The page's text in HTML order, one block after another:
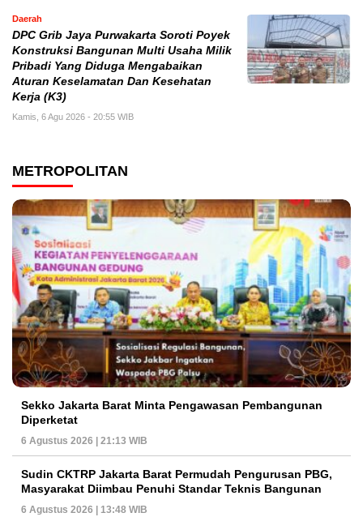
Daerah
DPC Grib Jaya Purwakarta Soroti Poyek
Konstruksi Bangunan Multi Usaha Milik
Pribadi Yang Diduga Mengabaikan
Aturan Keselamatan Dan Kesehatan
Kerja (K3)
Kamis, 6 Agu 2026 - 20:55 WIB
METROPOLITAN
Sekko Jakarta Barat Minta Pengawasan Pembangunan
Diperketat
6 Agustus 2026 | 21:13 WIB
Sudin CKTRP Jakarta Barat Permudah Pengurusan PBG,
Masyarakat Diimbau Penuhi Standar Teknis Bangunan
6 Agustus 2026 | 13:48 WIB